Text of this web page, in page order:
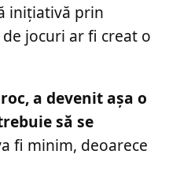
inițiativă prin
jocuri ar fi creat o
a devenit aşa o
să se
fi minim, deoarece